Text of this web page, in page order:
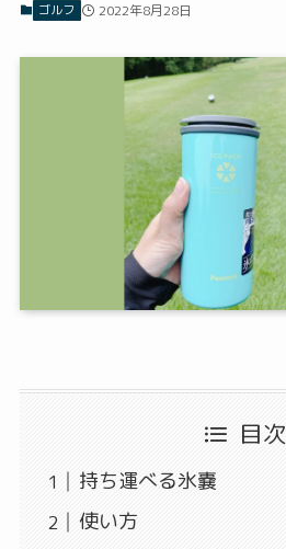
ゴルフ 2022年8月28日
目次
持ち運べる氷嚢
使い方